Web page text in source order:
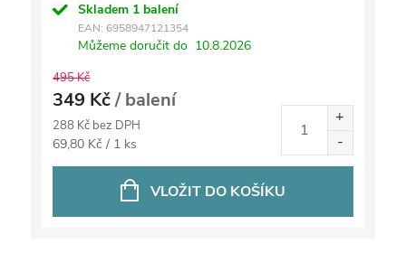
Skladem 1 balení
EAN: 6958947121354
Můžeme doručit do 10.8.2026
495 Kč
349 Kč/ balení
288 Kč bez DPH
Měrná
cena:
69,80 Kč / 1 ks
VLOŽIT DO KOŠÍKU